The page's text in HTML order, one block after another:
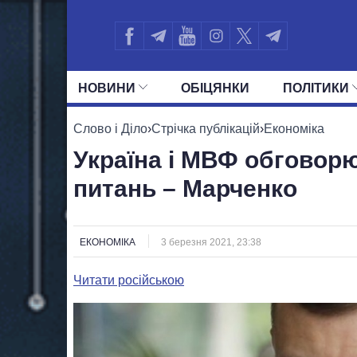
НОВИНИ ОБIЦЯНКИ ПОЛIТИКИ
УСІ ПОЛІТИКИ ПРЕЗИДЕНТ І ОФІС
Слово і Діло›Стрічка публікацій›Економіка
Україна і МВФ
питань – Марченко
ЕКОНОМІКА 3 березня 2021, 23:38
Читати російською